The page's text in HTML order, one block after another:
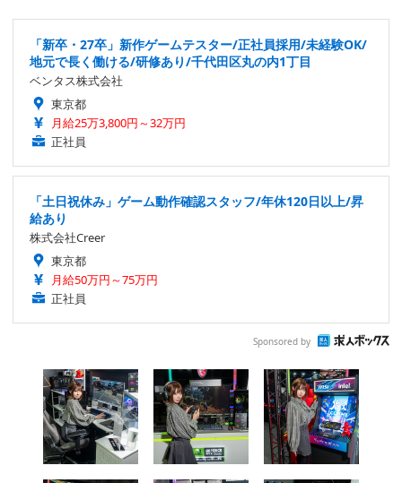
「新卒・27卒」新作ゲームテスター/正社員採用/未経験OK/
地元で長く働ける/研修あり/千代田区丸の内1丁目
ベンタス株式会社
東京都
月給25万3,800円～32万円
正社員
「土日祝休み」ゲーム動作確認スタッフ/年休120日以上/昇
給あり
株式会社Creer
東京都
月給50万円～75万円
正社員
Sponsored by